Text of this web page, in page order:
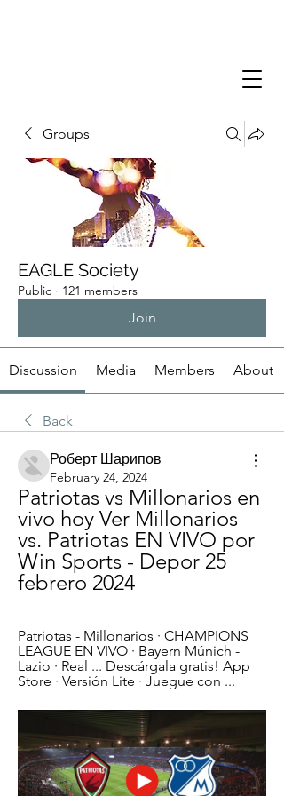
Groups
EAGLE Society
Public · 121 members
Join
Discussion Media Members About
Back
Роберт Шарипов
February 24, 2024
Patriotas vs Millonarios en
vivo hoy Ver Millonarios
vs. Patriotas EN VIVO por
Win Sports - Depor 25
febrero 2024
Patriotas - Millonarios · CHAMPIONS
LEAGUE EN VIVO · Bayern Múnich -
Lazio · Real ... Descárgala gratis! App
Store · Versión Lite · Juegue con ...